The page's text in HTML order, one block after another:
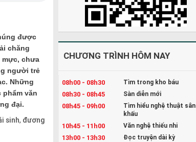
được
chăng
chưa
người trẻ
Những
văn
đại.
sinh, đương
CHƯƠNG TRÌNH HÔM NAY
08h00 - 08h30 Tìm trong kho báu
08h30 - 08h45 Sàn diễn mới
08h45 - 09h00
Tìm hiểu nghệ thuật sân
khấu
10h45 - 11h00 Văn nghệ thiếu nhi
13h00 - 13h30 Đọc truyện dài kỳ